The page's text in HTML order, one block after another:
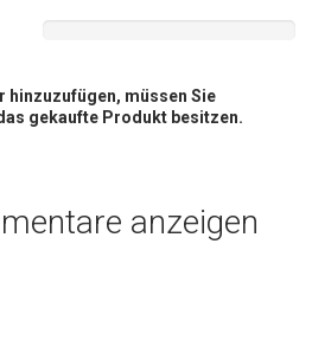
hinzuzufügen, müssen Sie
gekaufte Produkt besitzen.
anzeigen